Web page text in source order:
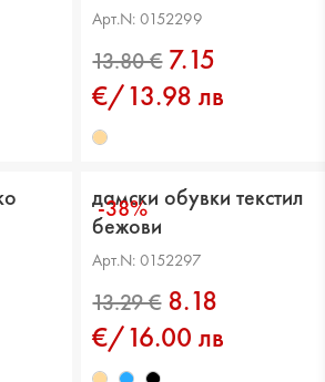
15.33 €
Арт.N: 0152299
7.15
€/13.98 лв
-38%
дамски обувки текстил
бежови
Арт.N: 0152297
8.18
€/16.00 лв